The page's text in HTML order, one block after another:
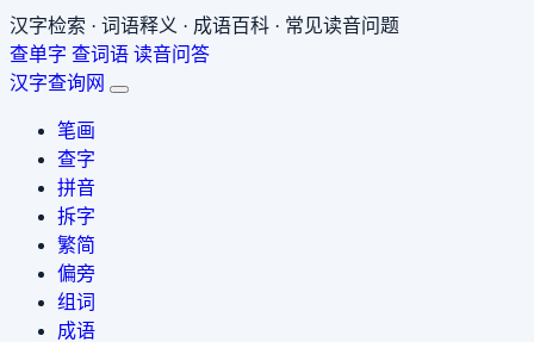
汉字检索 · 词语释义 · 成语百科 · 常见读音问题
查单字 查词语 读音问答
汉字查询网
笔画
查字
拼音
拆字
繁简
偏旁
组词
成语